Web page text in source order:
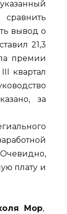
вывод о
21,3
премии
квартал
за
плату и
Мор,